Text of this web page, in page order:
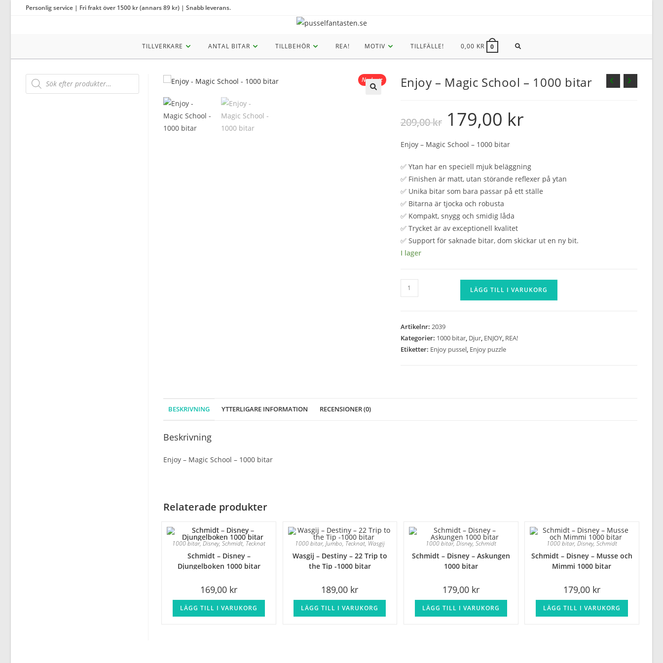
Personlig service | Fri frakt över 1500 kr (annars 89 kr) | Snabb leverans.
TILLVERKARE ANTAL BITAR TILLBEHÖR REA! MOTIV TILLFÄLLE! 0,00 KR 0 SLÅ
Nedsatt Enjoy – Magic School – 1000 bitar
209,00kr
Det
ursprungliga
priset
209,00 kr.
179,00 krnuvarande
Enjoy – Magic School – 1000 bitar
✅ Ytan har en speciell mjuk beläggning
✅ Finishen är matt, utan störande reflexer på ytan
✅ Unika bitar som bara passar på ett ställe
✅ Bitarna är tjocka och robusta
✅ Kompakt, snygg och smidig låda
✅ Trycket är av exceptionell kvalitet
✅ Support för saknade bitar, dom skickar ut en ny bit.
I lager
Enjoy
-
-
1000
LÄGG TILL I VARUKORG
Artikelnr: 2039
Kategorier: 1000 bitar, Djur, ENJOY, REA!
Etiketter: Enjoy pussel, Enjoy puzzle
BESKRIVNING YTTERLIGARE INFORMATION RECENSIONER (0)
Beskrivning
Enjoy – Magic School – 1000 bitar
Relaterade produkter
1000 bitar,Disney,Schmidt, Tecknat
Schmidt – Disney –
Djungelboken 1000 bitar
169,00 kr
LÄGG TILL I VARUKORG
1000 bitar, Jumbo, Tecknat, Wasgij
Wasgij – Destiny – 22 Trip to
the Tip -1000 bitar
189,00 kr
LÄGG TILL I VARUKORG
1000 bitar, Disney, Schmidt
Schmidt – Disney – Askungen
1000 bitar
179,00 kr
LÄGG TILL I VARUKORG
1000 bitar, Disney, Schmidt
Schmidt – Disney – Musse och
Mimmi 1000 bitar
179,00 kr
LÄGG TILL I VARUKORG
Products
search